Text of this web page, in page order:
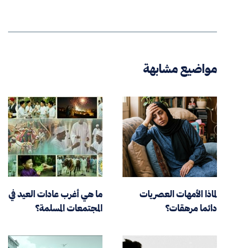
مواضيع مشابهة
لماذا الأمهات العصريات
دائما مرهقات؟
ما هي أغرب عادات العيد في
المجتمعات المسلمة؟